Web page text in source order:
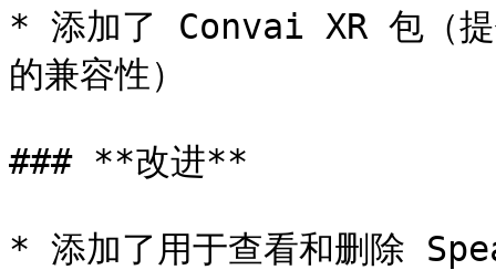
* 添加了 Convai XR 包（
的兼容性）
### **改进**
* 添加了用于查看和删除